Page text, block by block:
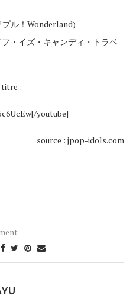
ル！Wonderland)
・イズ・キャンディ・トラベ
titre :
youtube]
source : jpop-idols.com